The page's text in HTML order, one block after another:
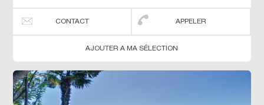
CONTACT APPELER
AJOUTER A MA SÉLECTION